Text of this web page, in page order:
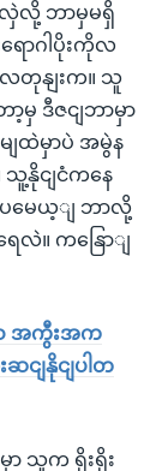
လှဲလို့ ဘာမှမရှိ
ောဂါပိုးကိုလ
လတုနျးက။ သူ
မှ ဒီဇငျဘာမှာ
ျထဲမှာပဲ အမွဲန
နိုငျငံကနေ
ါပမေယ့ျ ဘာလို့
လဲ။ ကနြောျ
ဝ အကွီးအက
ငျနိုငျပါတ
ာ သူက ရိုးရိုး